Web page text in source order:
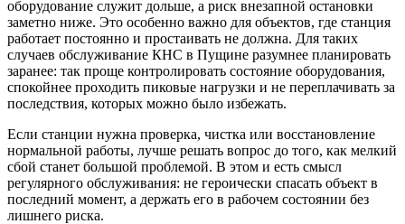
оборудование служит дольше, а риск внезапной остановки
заметно ниже. Это особенно важно для объектов, где станция
работает постоянно и простаивать не должна. Для таких
случаев обслуживание КНС в Пущине разумнее планировать
заранее: так проще контролировать состояние оборудования,
спокойнее проходить пиковые нагрузки и не переплачивать за
последствия, которых можно было избежать.
Если станции нужна проверка, чистка или восстановление
нормальной работы, лучше решать вопрос до того, как мелкий
сбой станет большой проблемой. В этом и есть смысл
регулярного обслуживания: не героически спасать объект в
последний момент, а держать его в рабочем состоянии без
лишнего риска.